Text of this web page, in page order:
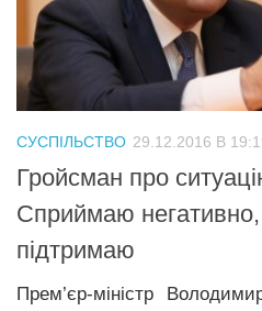
СУСПІЛЬСТВО 29.12.2016 В
Гройсман про
Сприймаю
підтримаю
Прем’єр-міністр